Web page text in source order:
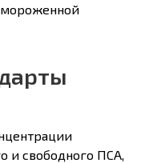
и свободного ПСА,